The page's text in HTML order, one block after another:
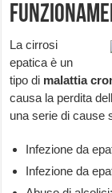
La cirrosi
epatica è un
tipo di malattia
causa la perdita
una serie di cause
Infezione da
Infezione da